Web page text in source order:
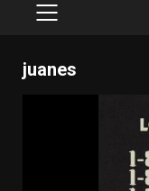
PRIMARY
juanes